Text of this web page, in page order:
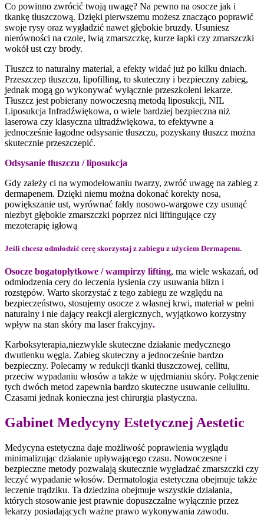
Co powinno zwrócić twoją uwagę? Na pewno na osocze jak i
tkankę tłuszczową. Dzięki pierwszemu możesz znacząco poprawić
swoje rysy oraz wygładzić nawet głębokie bruzdy. Usuniesz
nierówności na czole, lwią zmarszczkę, kurze łapki czy zmarszczki
wokół ust czy brody.
Tłuszcz to naturalny materiał, a efekty widać już po kilku dniach.
Przeszczep tłuszczu, lipofilling, to skuteczny i bezpieczny zabieg,
jednak mogą go wykonywać wyłącznie przeszkoleni lekarze.
Tłuszcz jest pobierany nowoczesną metodą liposukcji, NIL
Liposukcja Infradźwiękowa, o wiele bardziej bezpieczna niż
laserowa czy klasyczna ultradźwiękowa, to efektywne a
jednocześnie łagodne odsysanie tłuszczu, pozyskany tłuszcz można
skutecznie przeszczepić.
Odsysanie tłuszczu / liposukcja
Gdy zależy ci na wymodelowaniu twarzy, zwróć uwagę na zabieg z
dermapenem. Dzięki niemu można dokonać korekty nosa,
powiększanie ust, wyrównać fałdy nosowo-wargowe czy usunąć
niezbyt głębokie zmarszczki poprzez nici liftingujące czy
mezoterapię igłową
Jeśli chcesz odmłodzić cerę skorzystaj z zabiegu z użyciem Dermapenu.
Osocze bogatopłytkowe / wampirzy lifting, ma wiele wskazań, od
odmłodzenia cery do leczenia łysienia czy usuwania blizn i
rozstępów. Warto skorzystać z tego zabiegu ze względu na
bezpieczeństwo, stosujemy osocze z własnej krwi, materiał w pełni
naturalny i nie dający reakcji alergicznych, wyjątkowo korzystny
wpływ na stan skóry ma laser frakcyjny.
Karboksyterapia,niezwykle skuteczne działanie medycznego
dwutlenku węgla. Zabieg skuteczny a jednocześnie bardzo
bezpieczny. Polecamy w redukcji tkanki tłuszczowej, cellitu,
przeciw wypadaniu włosów a także w ujędrnianiu skóry. Połączenie
tych dwóch metod zapewnia bardzo skuteczne usuwanie cellulitu.
Czasami jednak konieczna jest chirurgia plastyczna.
Gabinet Medycyny Estetycznej Aestetic
Medycyna estetyczna daje możliwość poprawienia wyglądu
minimalizując działanie upływającego czasu. Nowoczesne i
bezpieczne metody pozwalają skutecznie wygładzać zmarszczki czy
leczyć wypadanie włosów. Dermatologia estetyczna obejmuje także
leczenie trądziku. Ta dziedzina obejmuje wszystkie działania,
których stosowanie jest prawnie dopuszczalne wyłącznie przez
lekarzy posiadających ważne prawo wykonywania zawodu.